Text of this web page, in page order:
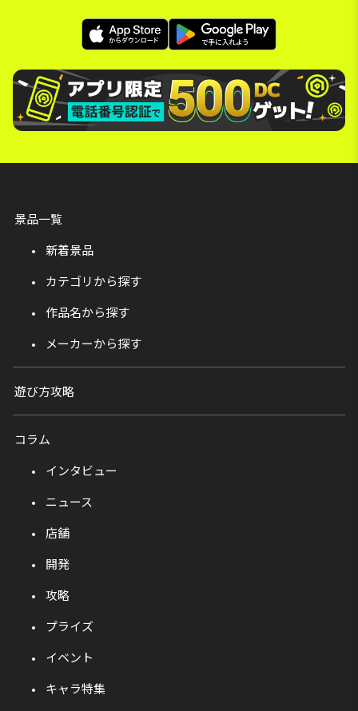
景品一覧
新着景品
カテゴリから探す
作品名から探す
メーカーから探す
遊び方攻略
コラム
インタビュー
ニュース
店舗
開発
攻略
プライズ
イベント
キャラ特集